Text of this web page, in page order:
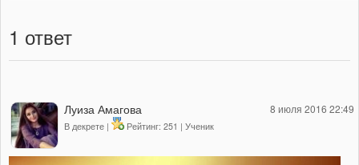
1 ответ
8 июля 2016 22:49
Луиза Амагова
В декрете | Рейтинг: 251 | Ученик